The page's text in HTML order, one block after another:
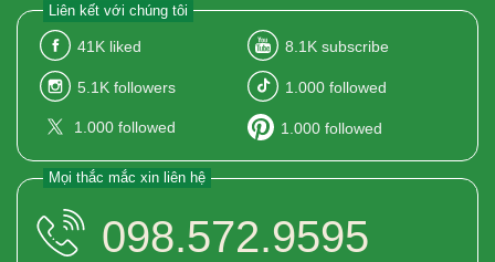
Liên kết với chúng tôi
41K liked 8.1K subscribe
5.1K followers 1.000 followed
1.000 followed 1.000 followed
Mọi thắc mắc xin liên hệ
098.572.9595